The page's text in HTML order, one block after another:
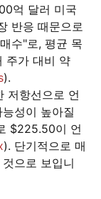
억 달러 미국
반응 때문으로
수"로, 평균 목
주가 대비 약
).
저항선으로 언
성이 높아질
$225.50이 언
). 단기적으로 매
으로 보입니